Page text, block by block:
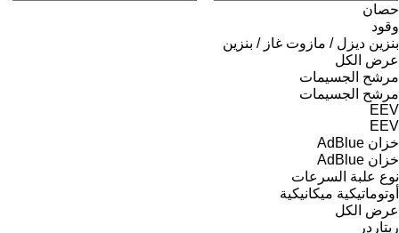
حصان
وقود
بنزين ديزل / مازوت غاز / بنزين
عرض الكل
مرشح الجسيمات
مرشح الجسيمات
EEV
EEV
خزان AdBlue
خزان AdBlue
نوع علبة السرعات
أوتوماتيكية ميكانيكية
عرض الكل
ريتاردر